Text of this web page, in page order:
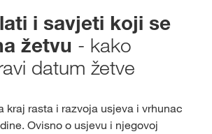
i savjeti koji se
žetvu - kako
datum žetve
kraj rasta i razvoja usjeva i vrhunac
Ovisno o usjevu i njegovoj